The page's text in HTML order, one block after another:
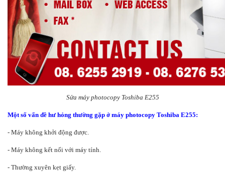
Sửa máy photocopy Toshiba E255
Một số vấn đề hư hỏng thường gặp ở máy photocopy Toshiba E255:
- Máy không khởi động được.
- Máy không kết nối với máy tính.
- Thường xuyên kẹt giấy.